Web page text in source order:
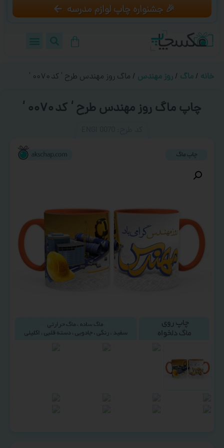
🎉 جشنواره چاپ لوازم مدرسه
خانه / ماگ / روز مهندس / ماگ روز مهندس طرح ‘ کد ۰۰۷۰ ‘
چاپ ماگ روز مهندس طرح ‘ کد ۰۰۷۰ ‘